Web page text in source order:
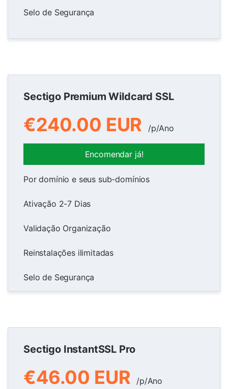
Selo de Segurança
Sectigo Premium Wildcard SSL
€240.00 EUR /p/Ano
Encomendar já!
Por domínio e seus sub-domínios
Ativação 2-7 Dias
Validação Organização
Reinstalações ilimitadas
Selo de Segurança
Sectigo InstantSSL Pro
€46.00 EUR /p/Ano